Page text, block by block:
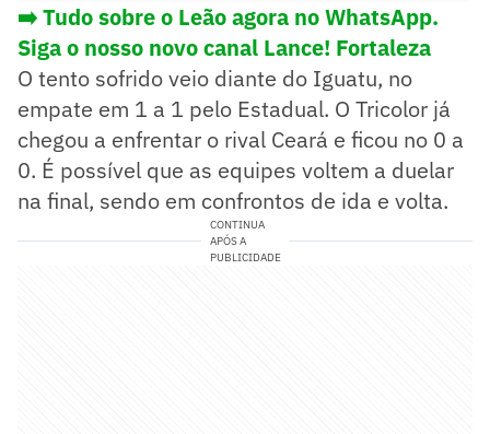
➡️ Tudo sobre o Leão agora no WhatsApp.
Siga o nosso novo canal Lance! Fortaleza
O tento sofrido veio diante do Iguatu, no
empate em 1 a 1 pelo Estadual. O Tricolor já
chegou a enfrentar o rival Ceará e ficou no 0 a
0. É possível que as equipes voltem a duelar
na final, sendo em confrontos de ida e volta.
CONTINUA
APÓS A
PUBLICIDADE